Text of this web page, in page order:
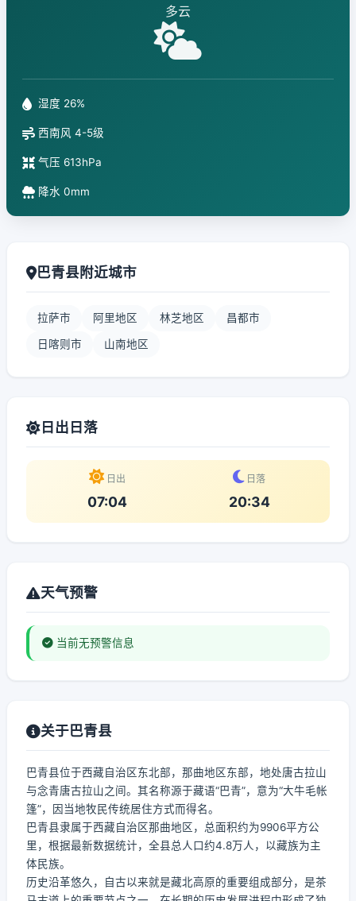
多云
湿度 26%
西南风 4-5级
气压 613hPa
降水 0mm
巴青县附近城市
拉萨市 阿里地区 林芝地区 昌都市
日喀则市 山南地区
日出日落
日出
07:04
日落
20:34
天气预警
当前无预警信息
关于巴青县
巴青县位于西藏自治区东北部，那曲地区东部，地处唐古拉山
与念青唐古拉山之间。其名称源于藏语“巴青”，意为“大牛毛帐
篷”，因当地牧民传统居住方式而得名。
巴青县隶属于西藏自治区那曲地区，总面积约为9906平方公
里，根据最新数据统计，全县总人口约4.8万人，以藏族为主
体民族。
历史沿革悠久，自古以来就是藏北高原的重要组成部分，是茶